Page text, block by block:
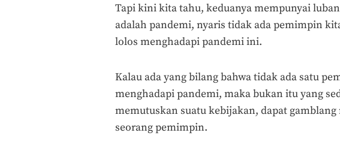
Tapi kini kita tahu, keduanya mempunyai
adalah pandemi, nyaris tidak ada pemimpin
lolos menghadapi pandemi ini.
Kalau ada yang bilang bahwa tidak ada satu
menghadapi pandemi, maka bukan itu yang
memutuskan suatu kebijakan, dapat
seorang pemimpin.